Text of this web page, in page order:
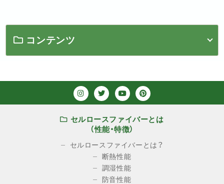
コンテンツ
セルロースファイバーとは
（性能・特徴）
セルロースファイバーとは？
断熱性能
調湿性能
防音性能